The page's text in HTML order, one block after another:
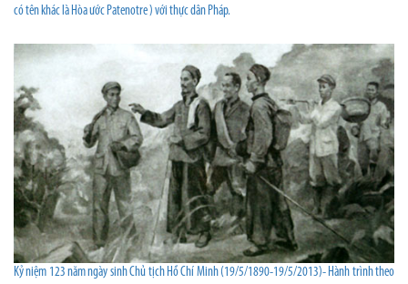
có tên khác là Hòa ước Patenotre ) với thực dân Pháp.
Kỷ niệm 123 năm ngày sinh Chủ tịch Hồ Chí Minh (19/5/1890-19/5/2013)- Hành trình theo